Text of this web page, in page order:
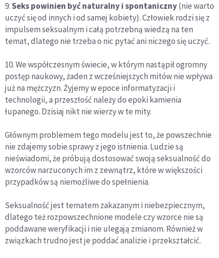
9.Seks powinien być naturalny i spontaniczny(nie warto
uczyć się od innych i od samej kobiety). Człowiek rodzi się z
impulsem seksualnym i całą potrzebną wiedzą na ten
temat, dlatego nie trzeba o nic pytać ani niczego się uczyć.
10. We współczesnym świecie, w którym nastąpił ogromny
postęp naukowy, żaden z wcześniejszych mitów nie wpływa
już na mężczyzn. Żyjemy w epoce informatyzacji i
technologii, a przeszłość należy do epoki kamienia
łupanego. Dzisiaj nikt nie wierzy w te mity.
Głównym problemem tego modelu jest to, że powszechnie
nie zdajemy sobie sprawy z jego istnienia. Ludzie są
nieświadomi, że próbują dostosować swoją seksualność do
wzorców narzuconych im z zewnątrz, które w większości
przypadków są niemożliwe do spełnienia.
Seksualność jest tematem zakazanym i niebezpiecznym,
dlatego też rozpowszechnione modele czy wzorce nie są
poddawane weryfikacji i nie ulegają zmianom. Również w
związkach trudno jest je poddać analizie i przekształcić.